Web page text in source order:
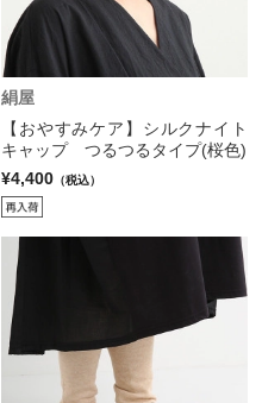
絹屋
【おやすみケア】シルクナイト
キャップ つるつるタイプ(桜色)
¥4,400 （税込）